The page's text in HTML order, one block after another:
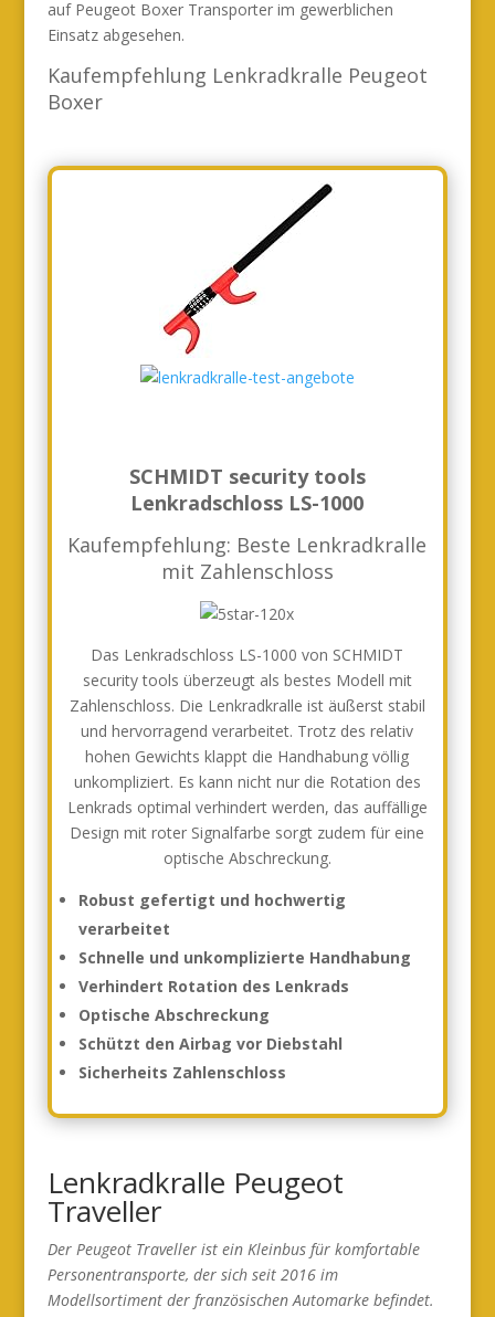
auf Peugeot Boxer Transporter im gewerblichen
Einsatz abgesehen.
Kaufempfehlung Lenkradkralle Peugeot
Boxer
SCHMIDT security tools
Lenkradschloss LS-1000
Kaufempfehlung: Beste Lenkradkralle
mit Zahlenschloss
Das Lenkradschloss LS-1000 von SCHMIDT
security tools überzeugt als bestes Modell mit
Zahlenschloss. Die Lenkradkralle ist äußerst stabil
und hervorragend verarbeitet. Trotz des relativ
hohen Gewichts klappt die Handhabung völlig
unkompliziert. Es kann nicht nur die Rotation des
Lenkrads optimal verhindert werden, das auffällige
Design mit roter Signalfarbe sorgt zudem für eine
optische Abschreckung.
Robust gefertigt und hochwertig
verarbeitet
Schnelle und unkomplizierte Handhabung
Verhindert Rotation des Lenkrads
Optische Abschreckung
Schützt den Airbag vor Diebstahl
Sicherheits Zahlenschloss
Lenkradkralle Peugeot
Traveller
Der Peugeot Traveller ist ein Kleinbus für komfortable
Personentransporte, der sich seit 2016 im
Modellsortiment der französischen Automarke befindet.